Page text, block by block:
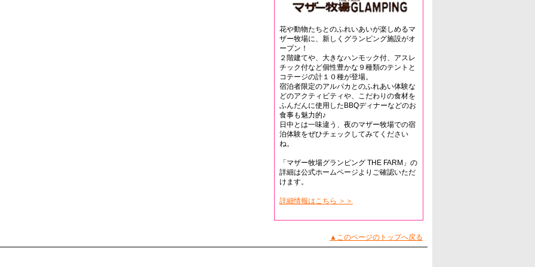
花や動物たちとのふれいあいが楽しめるマ
ザー牧場に、新しくグランピング施設がオ
ープン！
２階建てや、大きなハンモック付、アスレ
チック付など個性豊かな９種類のテントと
コテージの計１０種が登場。
宿泊者限定のアルパカとのふれあい体験な
どのアクティビティや、こだわりの食材を
ふんだんに使用したBBQディナーなどのお
食事も魅力的♪
日中とは一味違う、夜のマザー牧場での宿
泊体験をぜひチェックしてみてください
ね。
「マザー牧場グランピング THE FARM」の
詳細は公式ホームページよりご確認いただ
けます。
詳細情報はこちら ＞＞
▲このページのトップへ戻る